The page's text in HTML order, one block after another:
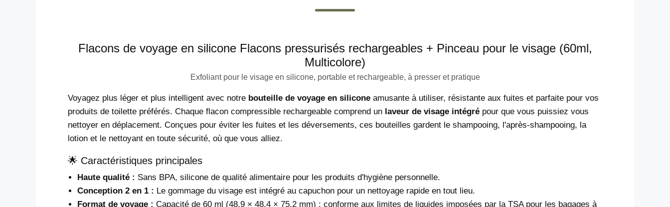
Flacons de voyage en silicone Flacons pressurisés rechargeables + Pinceau pour le visage (60ml,
Multicolore)
Exfoliant pour le visage en silicone, portable et rechargeable, à presser et pratique
Voyagez plus léger et plus intelligent avec notre bouteille de voyage en silicone amusante à utiliser, résistante aux fuites et parfaite pour vos
produits de toilette préférés. Chaque flacon compressible rechargeable comprend un laveur de visage intégré pour que vous puissiez vous
nettoyer en déplacement. Conçues pour éviter les fuites et les déversements, ces bouteilles gardent le shampooing, l'après-shampooing, la
lotion et le nettoyant en toute sécurité, où que vous alliez.
🌟 Caractéristiques principales
Haute qualité : Sans BPA, silicone de qualité alimentaire pour les produits d'hygiène personnelle.
Conception 2 en 1 : Le gommage du visage est intégré au capuchon pour un nettoyage rapide en tout lieu.
Format de voyage : Capacité de 60 ml (48,9 × 48,4 × 75,2 mm) ; conforme aux limites de liquides imposées par la TSA pour les bagages à